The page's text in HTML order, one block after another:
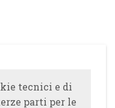
tecnici e di
parti per le